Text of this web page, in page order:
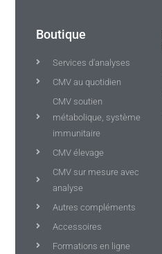
Boutique
Services d'analyses
CMV au quotidien
CMV soutien
métabolique, système
immunitaire
CMV élevage
CMV sur mesure avec
analyse
Autres compléments
Accessoires
Formations en ligne